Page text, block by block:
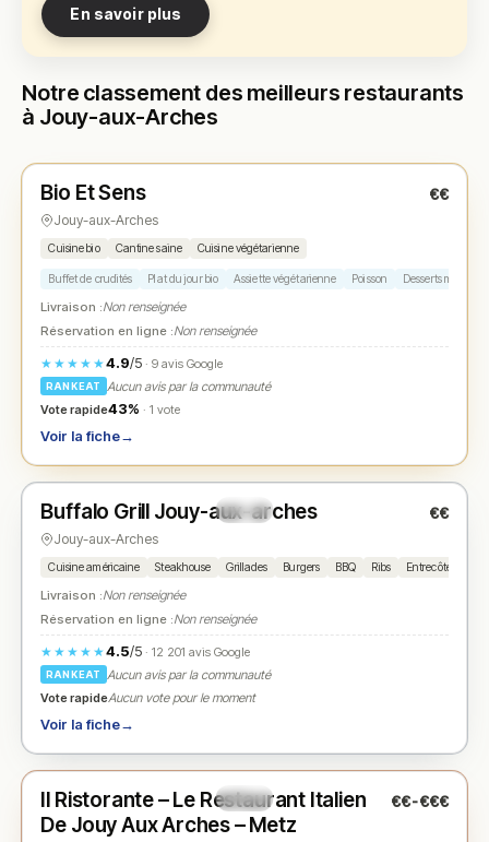
En savoir plus
Notre classement des meilleurs restaurants
à Jouy-aux-Arches
★ N° 1
Bio Et Sens €€
Jouy-aux-Arches
Cuisine bio Cantine saine Cuisine végétarienne
Buffet de crudités Plat du jour bio Assiette végétarienne Poisson Desserts maison
Livraison :Non renseignée
Réservation en ligne :Non renseignée
★★★★★4.9/5· 9 avis Google
RANKEAT
Aucun avis par la communauté
Vote rapide43% · 1 vote
Voir la fiche→
★ N° 2
Buffalo Grill Jouy-aux-arches €€
Jouy-aux-Arches
Cuisine américaine Steakhouse Grillades Burgers BBQ Ribs Entrecôte
Livraison :Non renseignée
Réservation en ligne :Non renseignée
★★★★★4.5/5· 12 201 avis Google
RANKEAT
Aucun avis par la communauté
Vote rapideAucun vote pour le moment
Voir la fiche→
N° 3
Il Ristorante – Le Restaurant Italien
De Jouy Aux Arches – Metz
€€-€€€